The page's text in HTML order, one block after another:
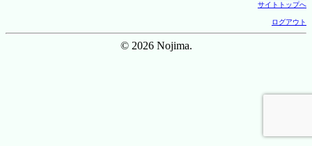
サイトトップへ
ログアウト
© 2026 Nojima.